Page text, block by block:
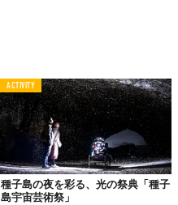
ACTIVITY
種子島の夜を彩る、光の祭典「種子
島宇宙芸術祭」